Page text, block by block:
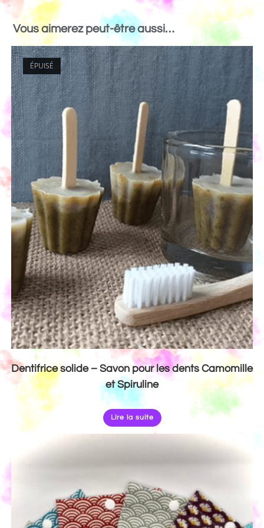
Vous aimerez peut-être aussi…
ÉPUISÉ
Dentifrice solide – Savon pour les dents Camomille
et Spiruline
Lire la suite